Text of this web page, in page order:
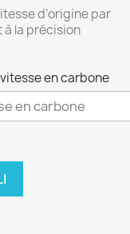
d’origine par
à la précision
en carbone